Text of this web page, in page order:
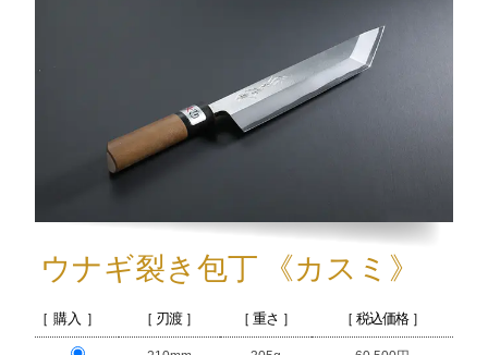
ウナギ裂き包丁 《カスミ》
［ 購入 ］ ［ 刃渡 ］ ［ 重さ ］ ［ 税込価格 ］